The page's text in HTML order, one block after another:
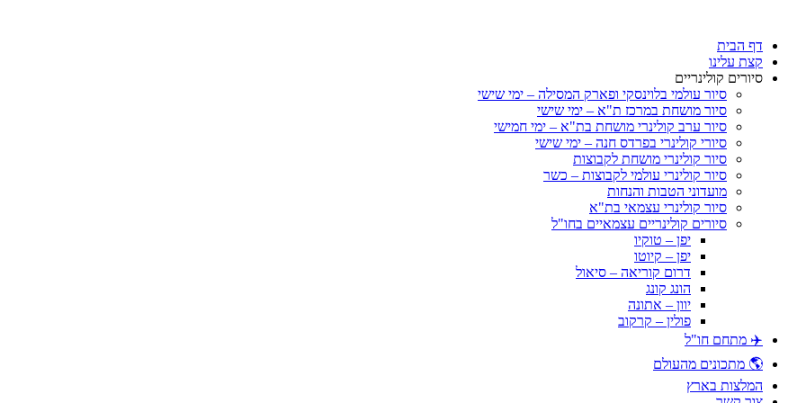
דף הבית
קצת עלינו
סיורים קולינריים
סיור עולמי בלוינסקי ופארק המסילה – ימי שישי
סיור מושחת במרכז ת"א – ימי שישי
סיור ערב קולינרי מושחת בת"א – ימי חמישי
סיורי קולינרי בפרדס חנה – ימי שישי
סיור קולינרי מושחת לקבוצות
סיור קולינרי עולמי לקבוצות – כשר
מועדוני הטבות והנחות
סיור קולינרי עצמאי בת"א
סיורים קולינריים עצמאיים בחו"ל
יפן – טוקיו
יפן – קיוטו
דרום קוריאה – סיאול
הונג קונג
יוון – אתונה
פולין – קרקוב
✈️ מתחם חו"ל
🌎 מתכונים מהעולם
המלצות בארץ